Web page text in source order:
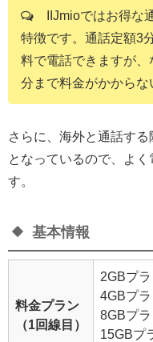
IIJmioではお得な
特徴です。通話定額3
料で電話できますが
分まで料金がかからな
さらに、海外と通話する
となっているので、よ
す。
基本情報
料金プラン
（1回線目）
2GBプラ
4GBプラ
8GBプラ
15GBプ